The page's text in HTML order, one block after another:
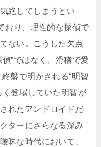
絶してしまうとい
おり、理性的な探偵で
ない。こうした欠点
”ではなく、滑稽で愛
盤で明かされる“明智
登場していた明智が
れたアンドロイドだ
ターにさらなる深み
昧な時代において、